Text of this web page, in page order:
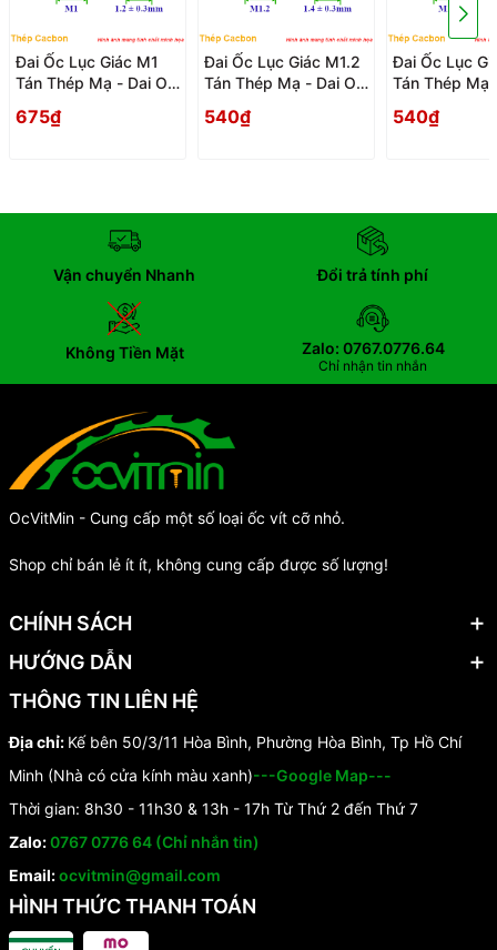
Đai Ốc Lục Giác M1
Tán Thép Mạ - Dai Oc
675₫
Đai Ốc Lục Giác M1.2
Tán Thép Mạ - Dai Oc
540₫
Đai Ốc Lục
Tán Thép Mạ
540₫
Vận chuyển Nhanh Đổi trả tính phí
Không Tiền Mặt Zalo: 0767.0776.64
Chỉ nhận tin nhắn
OcVitMin - Cung cấp một số loại ốc vít cỡ nhỏ.
Shop chỉ bán lẻ ít ít, không cung cấp được số lượng!
CHÍNH SÁCH
HƯỚNG DẪN
THÔNG TIN LIÊN HỆ
Địa chỉ: Kế bên 50/3/11 Hòa Bình, Phường Hòa Bình, Tp Hồ Chí
Minh (Nhà có cửa kính màu xanh)---Google Map---
Thời gian: 8h30 - 11h30 & 13h - 17h Từ Thứ 2 đến Thứ 7
Zalo:0767 0776 64 (Chỉ nhắn tin)
Email:ocvitmin@gmail.com
HÌNH THỨC THANH TOÁN